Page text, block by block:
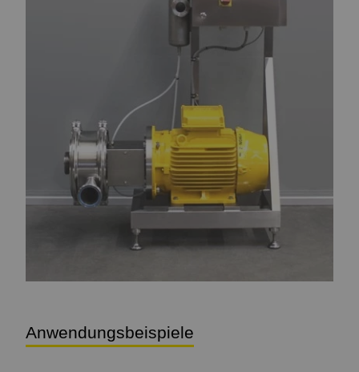
Anwendungsbeispiele